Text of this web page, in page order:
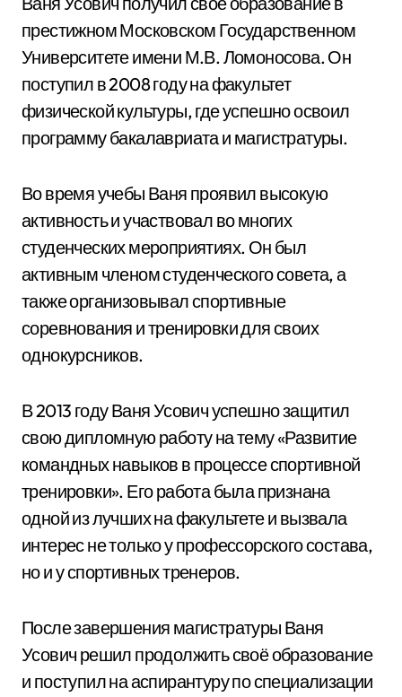
престижном Московском Государственном
Университете имени М.В. Ломоносова. Он
поступил в 2008 году на факультет
физической культуры, где успешно освоил
программу бакалавриата и магистратуры.
Во время учебы Ваня проявил высокую
активность и участвовал во многих
студенческих мероприятиях. Он был
активным членом студенческого совета, а
также организовывал спортивные
соревнования и тренировки для своих
однокурсников.
В 2013 году Ваня Усович успешно защитил
свою дипломную работу на тему «Развитие
командных навыков в процессе спортивной
тренировки». Его работа была признана
одной из лучших на факультете и вызвала
интерес не только у профессорского состава,
но и у спортивных тренеров.
После завершения магистратуры Ваня
Усович решил продолжить своё образование
и поступил на аспирантуру по специализации